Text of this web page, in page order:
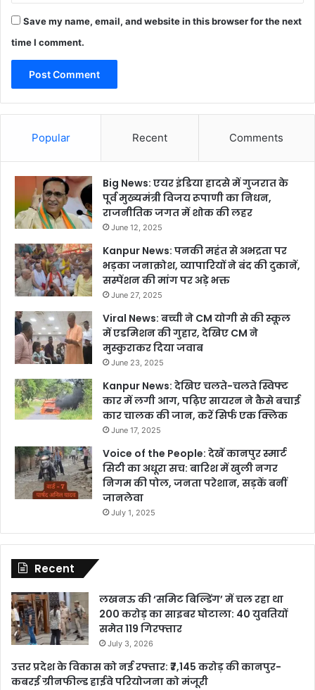
Save my name, email, and website in this browser for the next
time I comment.
Popular Recent Comments
Big News: एयर इंडिया हादसे में गुजरात के
पूर्व मुख्यमंत्री विजय रूपाणी का निधन,
राजनीतिक जगत में शोक की लहर
June 12, 2025
Kanpur News: पनकी महंत से अभद्रता पर
भड़का जनाक्रोश, व्यापारियों ने बंद की दुकानें,
सस्पेंशन की मांग पर अड़े भक्त
June 27, 2025
Viral News: बच्ची ने CM योगी से की स्कूल
में एडमिशन की गुहार, देखिए CM ने
मुस्कुराकर दिया जवाब
June 23, 2025
Kanpur News: देखिए चलते-चलते स्विफ्ट
कार में लगी आग, पढ़िए सायरन ने कैसे बचाई
कार चालक की जान, करें सिर्फ एक क्लिक
June 17, 2025
Voice of the People: देखें कानपुर स्मार्ट
सिटी का अधूरा सच: बारिश में खुली नगर
निगम की पोल, जनता परेशान, सड़कें बनीं
जानलेवा
July 1, 2025
Recent
लखनऊ की ‘समिट बिल्डिंग’ में चल रहा था
200 करोड़ का साइबर घोटाला: 40 युवतियों
समेत 119 गिरफ्तार
July 3, 2026
उत्तर प्रदेश के विकास को नई रफ्तार: ₹7,145 करोड़ की कानपुर-
कबरई ग्रीनफील्ड हाईवे परियोजना को मंजूरी